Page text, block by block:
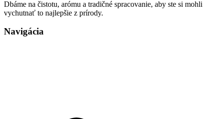
Dbáme na čistotu, arómu a tradičné spracovanie, aby ste si mohli
vychutnať to najlepšie z prírody.
Navigácia